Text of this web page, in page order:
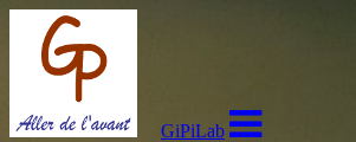
GiPiLab